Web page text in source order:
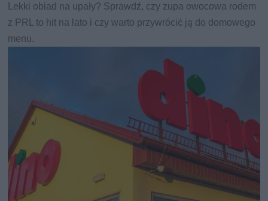
Lekki obiad na upały? Sprawdź, czy zupa owocowa rodem
z PRL to hit na lato i czy warto przywrócić ją do domowego
menu.